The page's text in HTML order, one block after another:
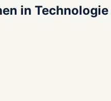
in Technologie